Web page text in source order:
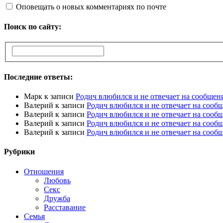
Оповещать о новых комментариях по почте
Поиск по сайту:
Последние ответы:
Марк к записи Родич влюбился и не отвечает на
Валерий к записи Родич влюбился и не отвечает на
Валерий к записи Родич влюбился и не отвечает на
Валерий к записи Родич влюбился и не отвечает на
Валерий к записи Родич влюбился и не отвечает на
Рубрики
Отношения
Любовь
Секс
Дружба
Расставание
Семья